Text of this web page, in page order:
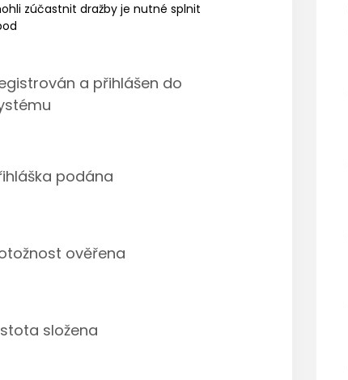
zúčastnit dražby je nutné splnit
a přihlášen do
podána
ověřena
složena